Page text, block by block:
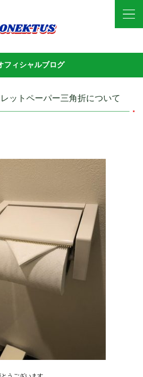
フィシャルブログ
ットペーパー三角折について